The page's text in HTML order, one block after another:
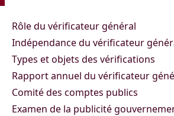
Rôle du vérificateur général
Indépendance du vérificateur
Types et objets des vérifications
Rapport annuel du vérificateur
Comité des comptes publics
Examen de la publicité